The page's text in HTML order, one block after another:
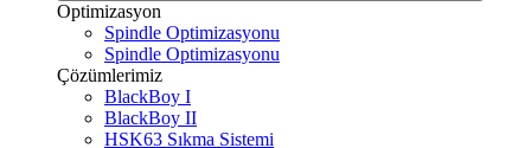
Optimizasyon
Spindle Optimizasyonu
Spindle Optimizasyonu
Çözümlerimiz
BlackBoy I
BlackBoy II
HSK63 Sıkma Sistemi